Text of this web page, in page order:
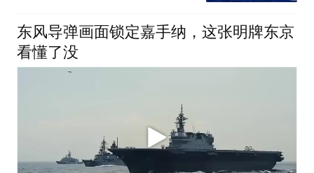
东风导弹画面锁定嘉手纳，这张明牌东京
看懂了没